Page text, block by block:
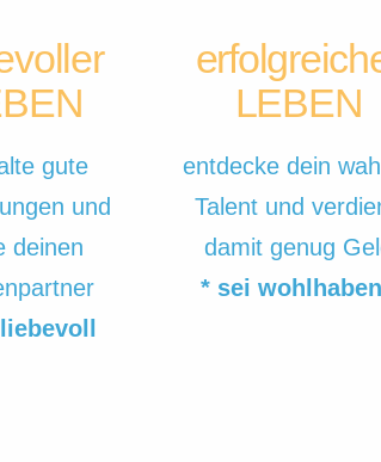
gute
und
deinen
LEBEN
entdecke dein
Talent und
damit genug
* sei